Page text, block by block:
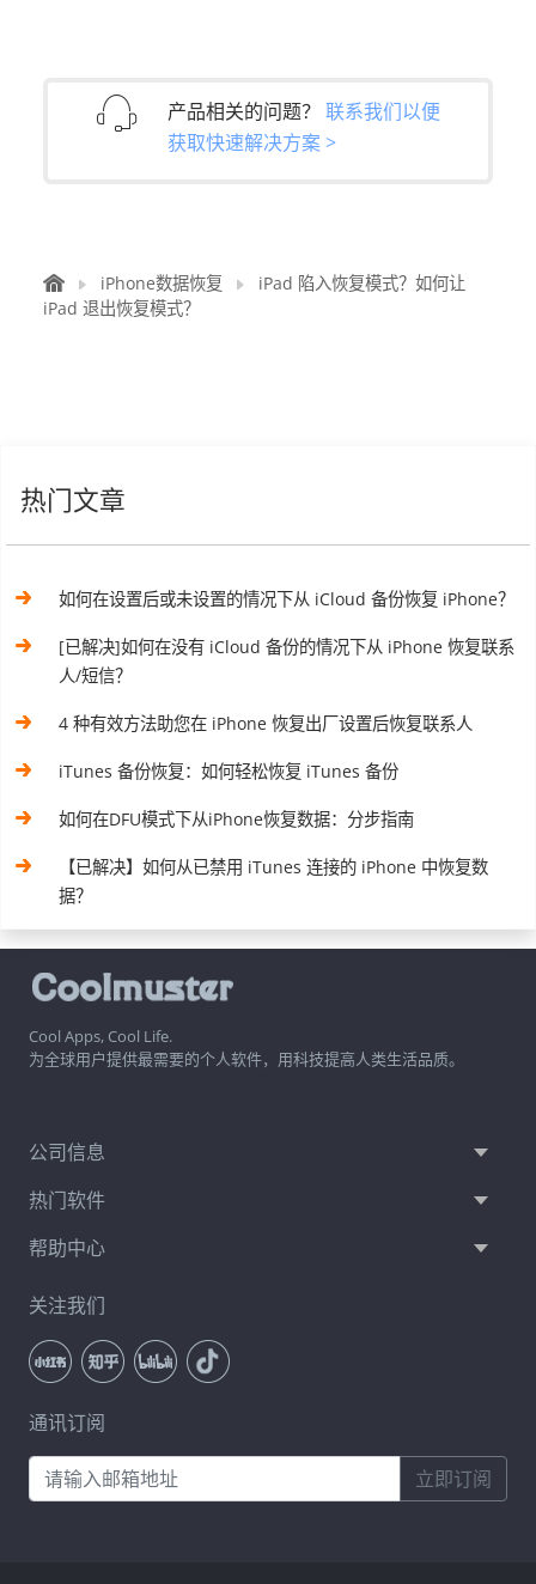
产品相关的问题？ 联系我们以便
获取快速解决方案 >
iPhone数据恢复
iPad 陷入恢复模式？如何让
iPad 退出恢复模式？
热门文章
如何在设置后或未设置的情况下从 iCloud 备份恢复 iPhone？
[已解决]如何在没有 iCloud 备份的情况下从 iPhone 恢复联系
人/短信？
4 种有效方法助您在 iPhone 恢复出厂设置后恢复联系人
iTunes 备份恢复：如何轻松恢复 iTunes 备份
如何在DFU模式下从iPhone恢复数据：分步指南
【已解决】如何从已禁用 iTunes 连接的 iPhone 中恢复数
据？
Cool Apps, Cool Life.
为全球用户提供最需要的个人软件，用科技提高人类生活品质。
公司信息
热门软件
帮助中心
关注我们
通讯订阅
立即订阅